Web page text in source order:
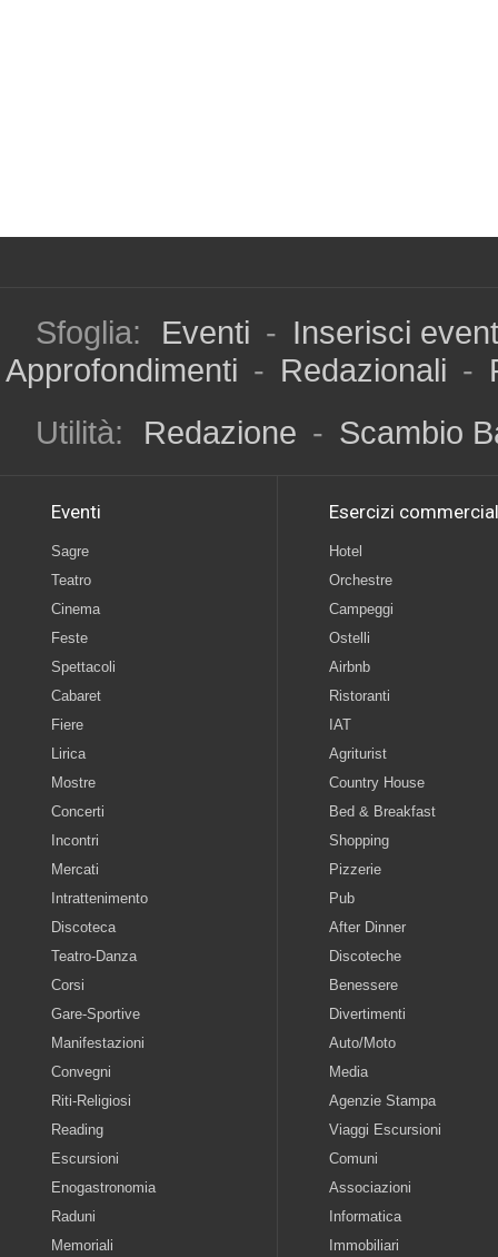
Sfoglia: Eventi - Inserisci
Approfondimenti - Redazionali -
Utilità:
Redazione - Scambio
Eventi
Sagre
Teatro
Cinema
Feste
Spettacoli
Cabaret
Fiere
Lirica
Mostre
Concerti
Incontri
Mercati
Intrattenimento
Discoteca
Teatro-Danza
Corsi
Gare-Sportive
Manifestazioni
Convegni
Riti-Religiosi
Reading
Escursioni
Enogastronomia
Raduni
Memoriali
Esercizi
Hotel
Orchestre
Campeggi
Ostelli
Airbnb
Ristoranti
IAT
Agriturist
Country House
Bed & Breakfast
Shopping
Pizzerie
Pub
After Dinner
Discoteche
Benessere
Divertimenti
Auto/Moto
Media
Agenzie Stampa
Viaggi Escursioni
Comuni
Associazioni
Informatica
Immobiliari